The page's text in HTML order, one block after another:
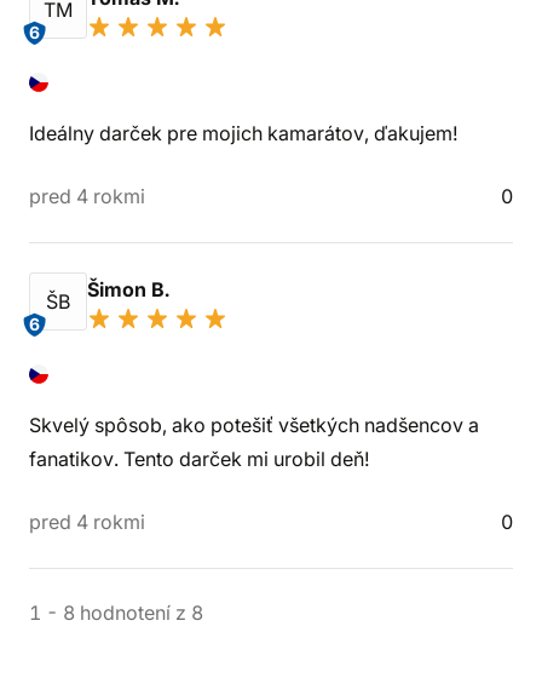
TM
6
Ideálny darček pre mojich kamarátov, ďakujem!
pred 4 rokmi 0
ŠB
6
Šimon B.
Skvelý spôsob, ako potešiť všetkých nadšencov a
fanatikov. Tento darček mi urobil deň!
pred 4 rokmi 0
1 - 8 hodnotení z 8